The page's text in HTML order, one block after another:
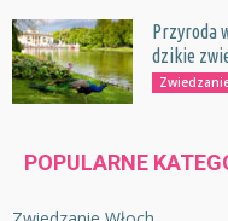
Przyroda
dzikie
POPULARNE